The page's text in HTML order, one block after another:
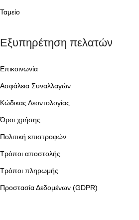
Ταμείο
Εξυπηρέτηση πελατών
Επικοινωνία
Ασφάλεια Συναλλαγών
Κώδικας Δεοντολογίας
Όροι χρήσης
Πολιτική επιστροφών
Τρόποι αποστολής
Τρόποι πληρωμής
Προστασία Δεδομένων (GDPR)